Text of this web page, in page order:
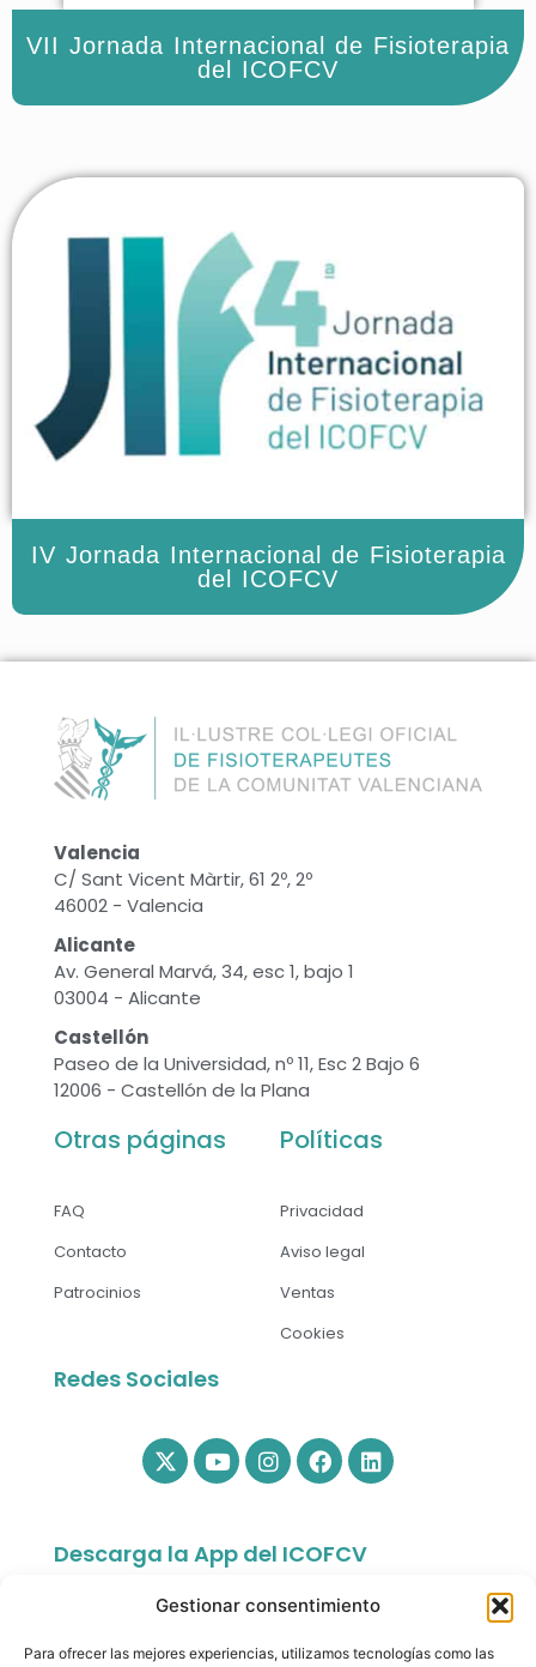
Gestionar consentimiento
Para ofrecer las mejores experiencias, utilizamos tecnologías como las
VII Jornada Internacional de Fisioterapia
del ICOFCV
IV Jornada Internacional de Fisioterapia
del ICOFCV
Valencia
C/ Sant Vicent Màrtir, 61 2º, 2º
46002 - Valencia
Alicante
Av. General Marvá, 34, esc 1, bajo 1
03004 - Alicante
Castellón
Paseo de la Universidad, nº 11, Esc 2 Bajo 6
12006 - Castellón de la Plana
Otras páginas
FAQ
Contacto
Patrocinios
Políticas
Privacidad
Aviso legal
Ventas
Cookies
Redes Sociales
Descarga la App del ICOFCV